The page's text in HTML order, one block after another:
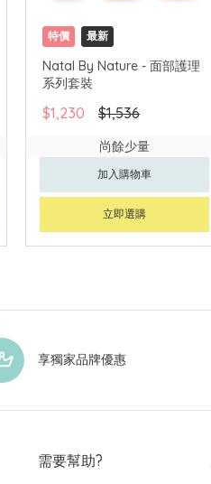
特價 最新
Natal By Nature - 面部護理
系列套裝
$1,230 $1,536
尚餘少量
加入購物車
立即選購
享獨家品牌優惠
需要幫助?